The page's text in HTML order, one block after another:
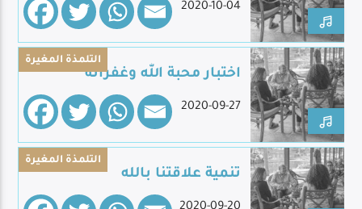
2020-10-04
التلمذة المغيرة
اختبار محبة الله وغفرانه
2020-09-27
التلمذة المغيرة
تنمية علاقتنا بالله